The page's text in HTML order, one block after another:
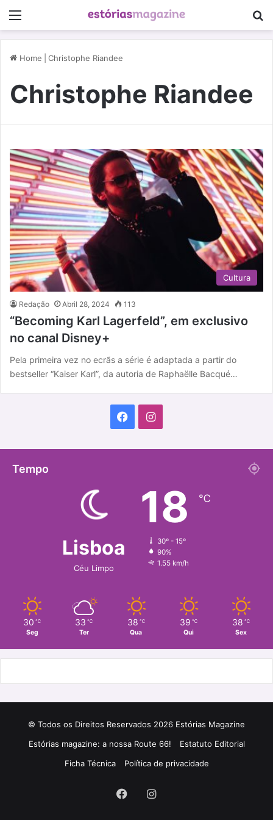
Home Christophe Riandee
Christophe Riandee
Cultura
Redação Abril 28, 2024 113
“Becoming Karl Lagerfeld”, em exclusivo
no canal Disney+
Pela primeira vez no ecrãs a série é adaptada a partir do
bestseller “Kaiser Karl”, da autoria de Raphaëlle Bacqué…
I
t
g
r
Tempo
Lisboa
Céu Limpo
18 ℃
30º - 15º
90%
1.55 km/h
30 ℃
Seg
33 ℃
Ter
38 ℃
Qua
39 ℃
Qui
38 ℃
Sex
© Todos os Direitos Reservados 2026 Estórias Magazine
Estórias magazine: a nossa Route 66!
Estatuto Editorial
Ficha Técnica
Política de privacidade
FacebookInstagram